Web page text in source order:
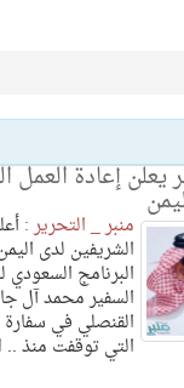
يعلن إعادة
منبر _ التحرير :
الشريفين لدى
البرنامج السعودي
السفير محمد آل
القنصلي في سفارة
التي توقفت منذ ..